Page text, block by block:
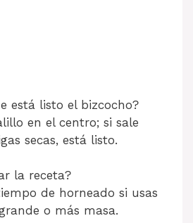
está listo el bizcocho?
en el centro; si sale
secas, está listo.
la receta?
de horneado si usas
o más masa.